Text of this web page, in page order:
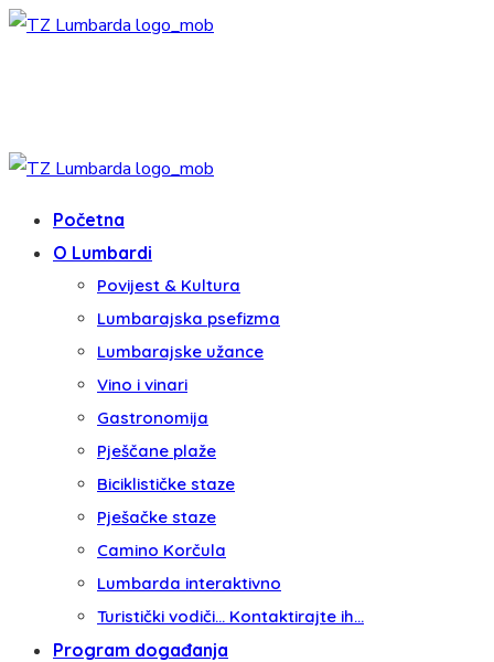
Početna
O Lumbardi
Povijest & Kultura
Lumbarajska psefizma
Lumbarajske užance
Vino i vinari
Gastronomija
Pješčane plaže
Biciklističke staze
Pješačke staze
Camino Korčula
Lumbarda interaktivno
Turistički vodiči… Kontaktirajte ih…
Program događanja